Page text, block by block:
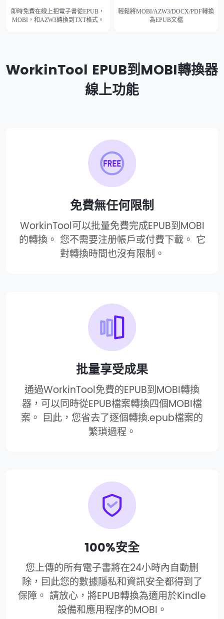
即時免費在線上把電子書從EPUB，
MOBI，和AZW3轉換到TXT格式。
輕鬆將MOBI/AZW3/DOCX/PDF轉換
為EPUB文檔
WorkinTool EPUB到MOBI轉換器
線上功能
免費無任何限制
WorkinTool可以批量免費完成EPUB到MOBI
的轉換。 您不需要注册帳戶或付費下載。 它
對轉換時間也沒有限制。
批量享受成果
通過WorkinTool免費的EPUB到MOBI轉換
器，可以同時從EPUB檔案轉換四個MOBI檔
案。 囙此，您省去了逐個轉換.epub檔案的
繁瑣過程。
100%安全
您上傳的所有電子書將在24小時內自動删
除，囙此您的數據隱私和資訊安全都得到了
保障。 請放心，將EPUB轉換為適用於Kindle
設備和應用程序的MOBI。